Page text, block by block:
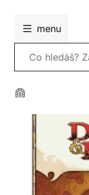
menu
Vyhledávání